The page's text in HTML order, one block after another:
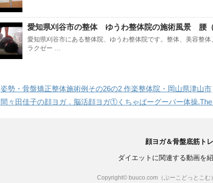
愛知県刈谷市の整体 ゆうわ整体院の施術風景 腰（
愛知県刈谷市にある整体院、ゆうわ整体院です。整体、美容整体
ラクゼー …
姿勢・骨盤矯正整体施術例その26の2 作楽整体院・岡山県津山市
間々田佳子の顔ヨガ．脳活顔ヨガ①くちゃぱーグーパー体操.The
顔ヨガ＆骨盤底筋ト
ダイエットに関連する動画を
Copyright© buuco.com（ぶーこどっとこむ